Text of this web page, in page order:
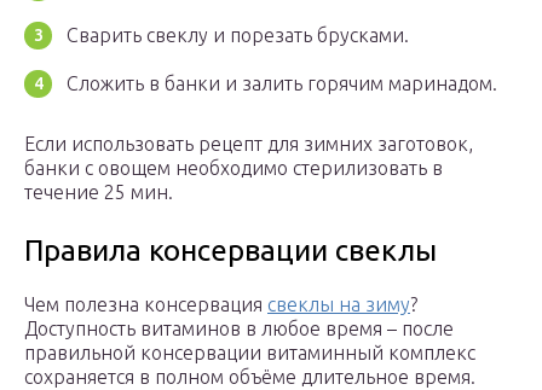
Сварить свеклу и порезать брусками.
Сложить в банки и залить горячим маринадом.
Если использовать рецепт для зимних заготовок,
банки с овощем необходимо стерилизовать в
течение 25 мин.
Правила консервации свеклы
Чем полезна консервация свеклы на зиму?
Доступность витаминов в любое время – после
правильной консервации витаминный комплекс
сохраняется в полном объёме длительное время.